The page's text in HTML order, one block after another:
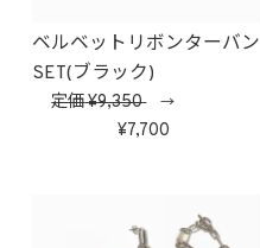
ベルベットリボンターバン
SET(ブラック)
定価 9,350→
7,700